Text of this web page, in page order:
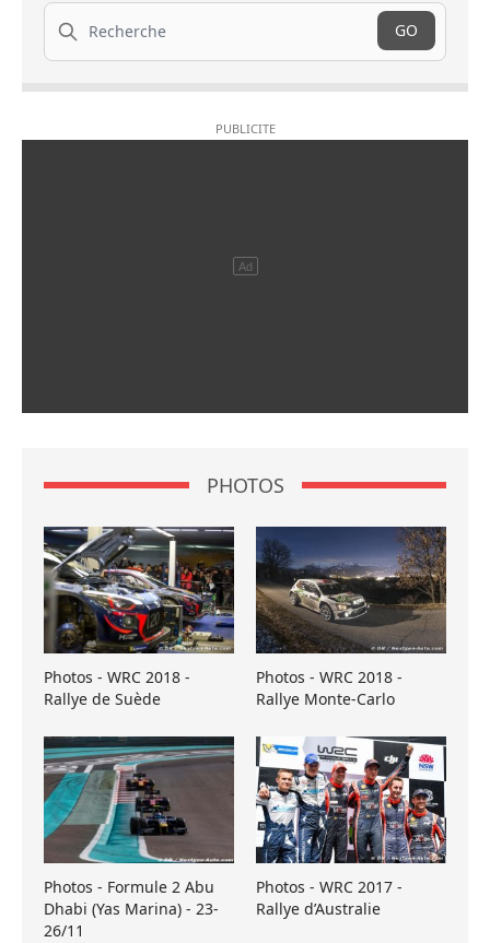
Recherche
GO
PHOTOS
Photos - WRC 2018 -
Rallye de Suède
Photos - WRC 2018 -
Rallye Monte-Carlo
Photos - Formule 2 Abu
Dhabi (Yas Marina) - 23-
26/11
Photos - WRC 2017 -
Rallye d’Australie